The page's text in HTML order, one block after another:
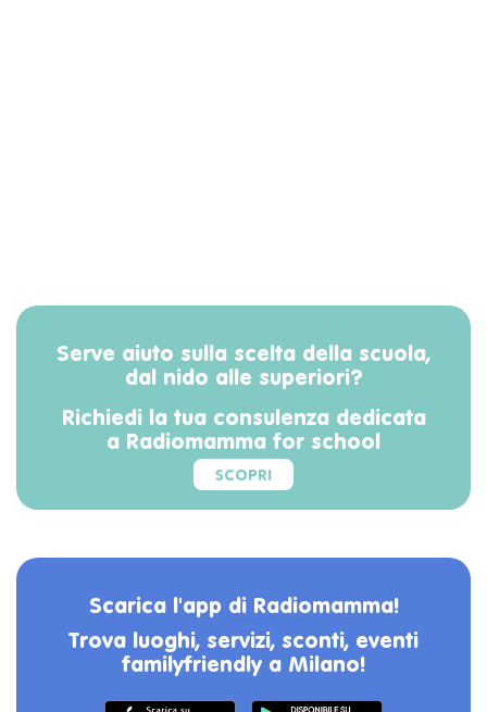
Serve aiuto sulla scelta della scuola,
dal nido alle superiori?
Richiedi la tua consulenza dedicata
a Radiomamma for school
SCOPRI
Scarica l'app di Radiomamma!
Trova luoghi, servizi, sconti, eventi
familyfriendly a Milano!